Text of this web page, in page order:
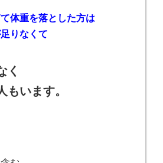
体重を落とした方は
りなくて
く
います。